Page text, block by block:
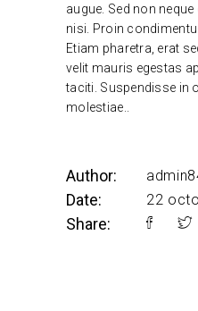
augue. Sed non
nisi. Proin
Etiam pharetra, erat
velit mauris egestas
taciti. Suspendisse in
molestiae..
Author:
Date: 22
Share: